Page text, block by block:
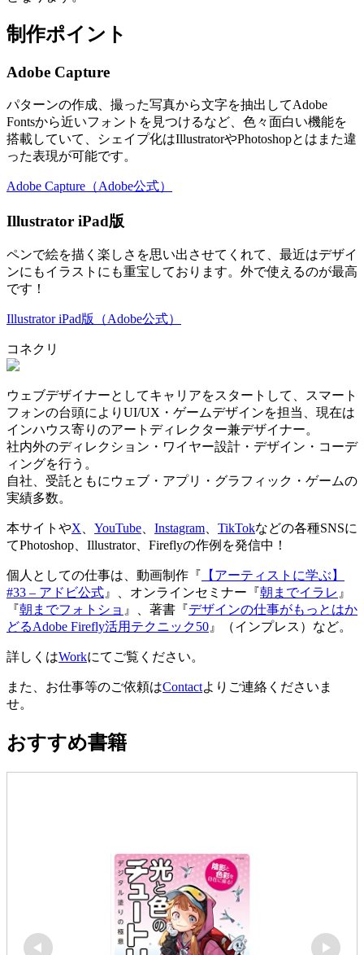
制作ポイント
Adobe Capture
パターンの作成、撮った写真から文字を抽出してAdobe
Fontsから近いフォントを見つけるなど、色々面白い機能を
搭載していて、シェイプ化はIllustratorやPhotoshopとはまた違
った表現が可能です。
Adobe Capture（Adobe公式）
Illustrator iPad版
ペンで絵を描く楽しさを思い出させてくれて、最近はデザイ
ンにもイラストにも重宝しております。外で使えるのが最高
です！
Illustrator iPad版（Adobe公式）
コネクリ
ウェブデザイナーとしてキャリアをスタートして、スマート
フォンの台頭によりUI/UX・ゲームデザインを担当、現在は
インハウス寄りのアートディレクター兼デザイナー。
社内外のディレクション・ワイヤー設計・デザイン・コーデ
ィングを行う。
自社、受託ともにウェブ・アプリ・グラフィック・ゲームの
実績多数。
本サイトやX、 YouTube、 Instagram、 TikTokなどの各種SNSに
てPhotoshop、Illustrator、Fireflyの作例を発信中！
個人としての仕事は、動画制作『
【アーティストに学ぶ】
#33 – アドビ公式』、オンラインセミナー『 朝までイラレ 』
『 朝までフォトショ 』、著書『 デザインの仕事がもっとはか
どるAdobe Firefly活用テクニック50』（インプレス）など。
詳しくはWorkにてご覧ください。
また、お仕事等のご依頼はContactよりご連絡くださいま
せ。
おすすめ書籍